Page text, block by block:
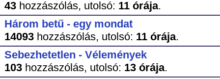
43hozzászólás, utolsó: 11 órája.
Három betű - egy mondat
14093hozzászólás, utolsó: 11 órája.
Sebezhetetlen - Vélemények
103hozzászólás, utolsó: 13 órája.